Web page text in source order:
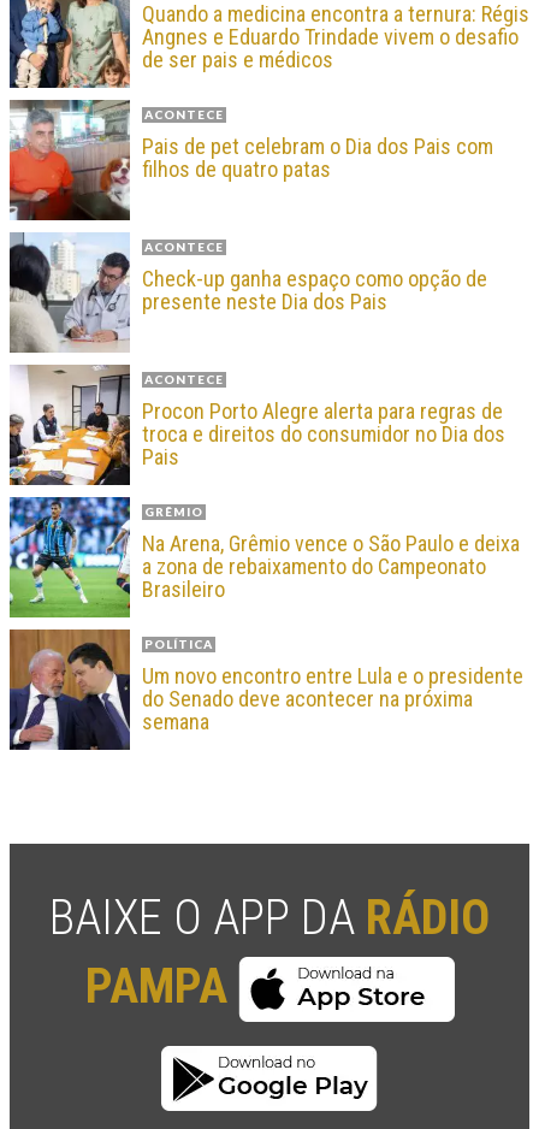
Quando a medicina encontra a ternura: Régis
Angnes e Eduardo Trindade vivem o desafio
de ser pais e médicos
ACONTECE
Pais de pet celebram o Dia dos Pais com
filhos de quatro patas
ACONTECE
Check-up ganha espaço como opção de
presente neste Dia dos Pais
ACONTECE
Procon Porto Alegre alerta para regras de
troca e direitos do consumidor no Dia dos
Pais
GRÊMIO
Na Arena, Grêmio vence o São Paulo e deixa
a zona de rebaixamento do Campeonato
Brasileiro
POLÍTICA
Um novo encontro entre Lula e o presidente
do Senado deve acontecer na próxima
semana
BAIXE O APP DA RÁDIO
PAMPA